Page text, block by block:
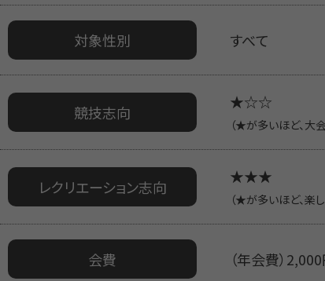
対象性別 すべて
競技志向
★☆☆
（★が多いほど、大
レクリエーション志向
★★★
（★が多いほど、楽
会費 （年会費）